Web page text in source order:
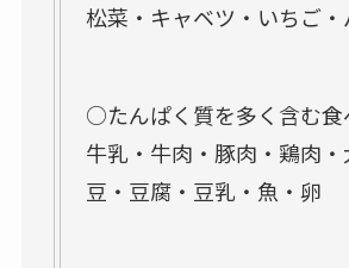
松菜・キャベツ・いちご・
○たんぱく質を多く含む食
牛乳・牛肉・豚肉・鶏肉
豆・豆腐・豆乳・魚・卵